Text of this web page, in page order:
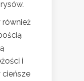
również
i
cieńsze